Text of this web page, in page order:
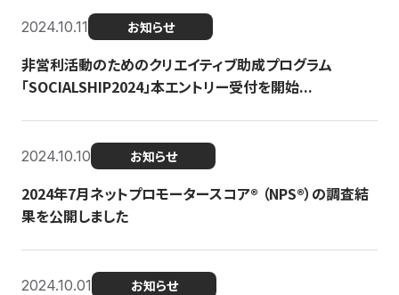
2024.10.11 お知らせ
非営利活動のためのクリエイティブ助成プログラム
「SOCIALSHIP2024」本エントリー受付を開始...
2024.10.10 お知らせ
2024年7月ネットプロモータースコア®︎ （NPS®︎）の調査結
果を公開しました
2024.10.01 お知らせ